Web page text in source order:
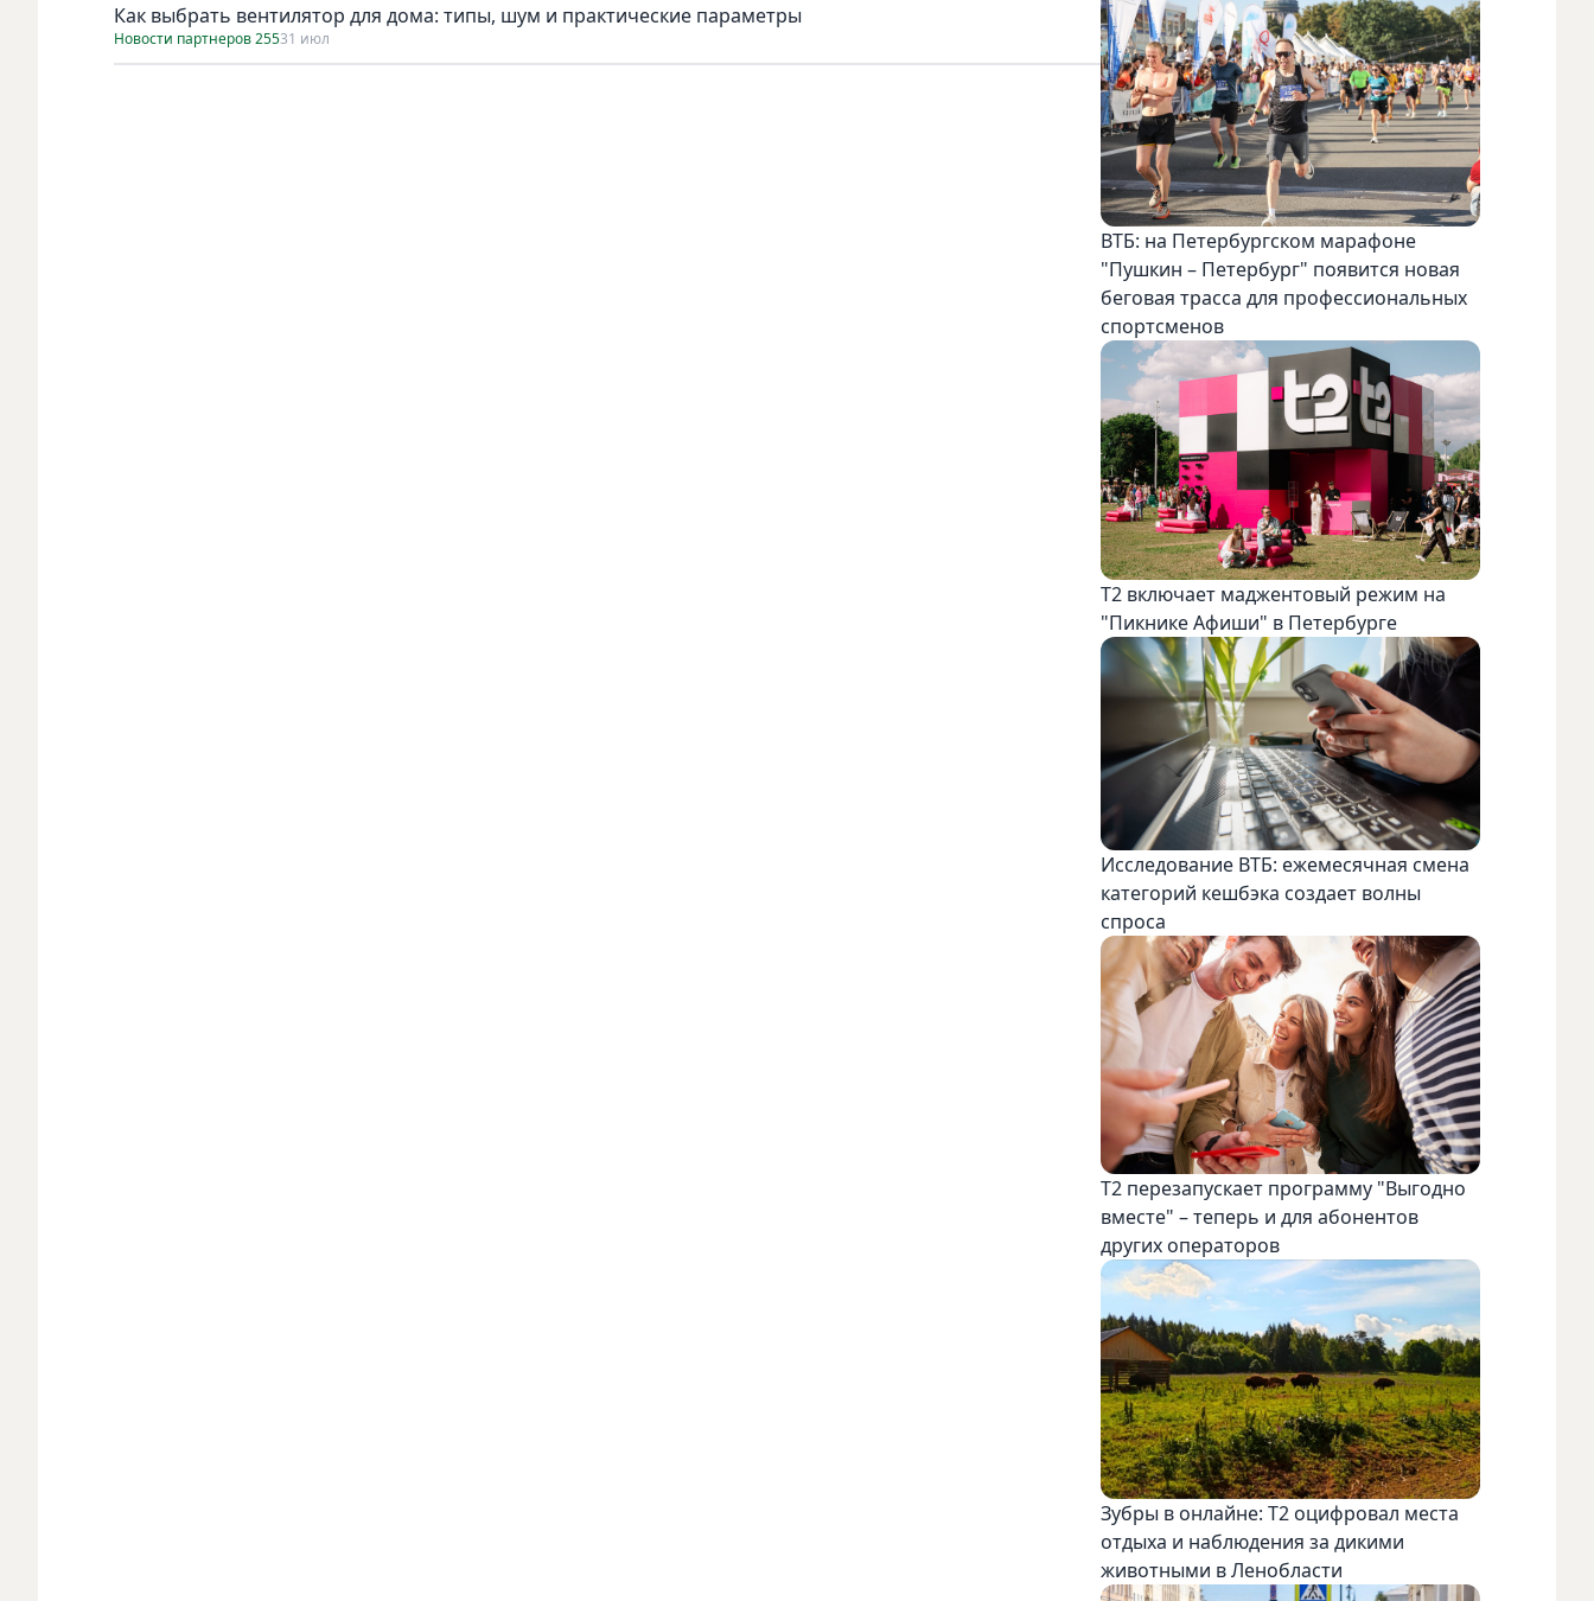
Как выбрать вентилятор для дома: типы, шум и практические параметры
Новости партнеров 25531 июл
ВТБ: на Петербургском марафоне
"Пушкин – Петербург" появится новая
беговая трасса для профессиональных
спортсменов
Т2 включает маджентовый режим на
"Пикнике Афиши" в Петербурге
Исследование ВТБ: ежемесячная смена
категорий кешбэка создает волны
спроса
Т2 перезапускает программу "Выгодно
вместе" – теперь и для абонентов
других операторов
Зубры в онлайне: Т2 оцифровал места
отдыха и наблюдения за дикими
животными в Ленобласти